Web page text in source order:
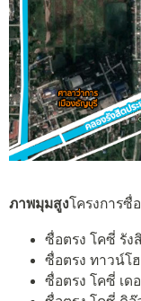
ภาพมุมสูงโครงการซื่
ซื่อตรง โคซี่ รัง
ซื่อตรง ทาวน์โ
ซื่อตรง โคซี่ เด